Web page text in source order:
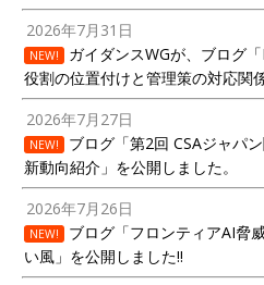
2026年7月31日
NEW!
ガイダンスWGが、ブログ
役割の位置付けと管理策の対応関
2026年7月27日
NEW!
ブログ「第2回 CSAジャパ
新動向紹介」を公開しました。
2026年7月26日
NEW!
ブログ「フロンティアAI脅
い風」を公開しました!!